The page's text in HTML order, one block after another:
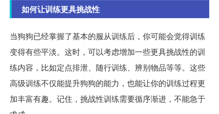
如何让训练更具挑战性
当狗狗已经掌握了基本的服从训练后，你可能会觉得训练
变得有些平淡。这时，可以考虑增加一些更具挑战性的训
练内容，比如定点排泄、随行训练、辨别物品等等。这些
高级训练不仅能提升狗狗的能力，也能让你的训练过程更
加丰富有趣。记住，挑战性训练需要循序渐进，不能急于